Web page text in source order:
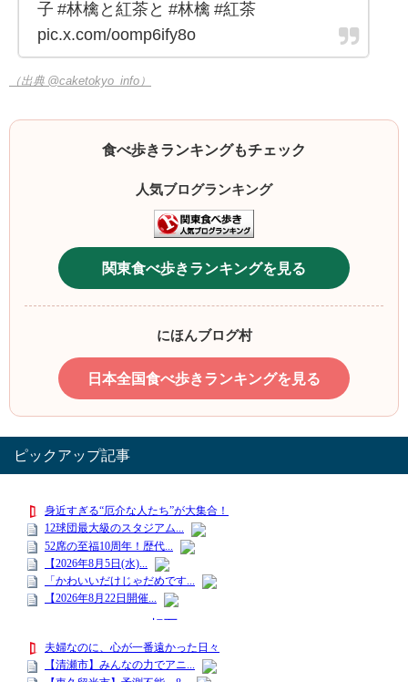
子 #林檎と紅茶と #林檎 #紅茶
pic.x.com/oomp6ify8o
（出典 @caketokyo_info）
食べ歩きランキングもチェック
人気ブログランキング
関東食べ歩きランキングを見る
にほんブログ村
日本全国食べ歩きランキングを見る
ピックアップ記事